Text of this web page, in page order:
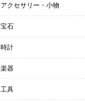
アクセサリー・小物
宝石
時計
楽器
工具